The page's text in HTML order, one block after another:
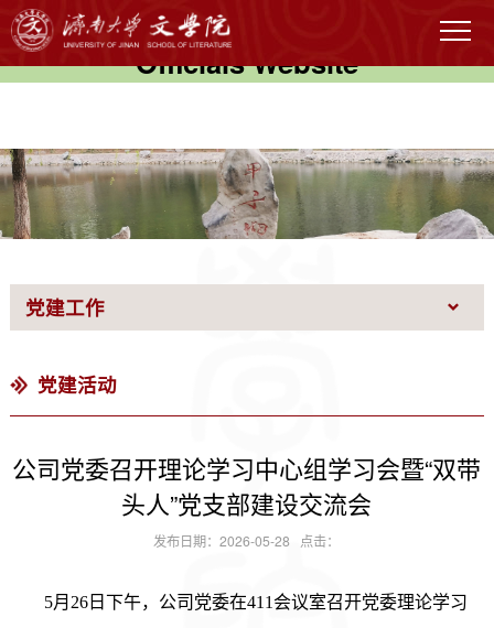
伟德国际(victor1946)官方网站-
Officials Website
党建工作
党建活动
公司党委召开理论学习中心组学习会暨“双带
头人”党支部建设交流会
发布日期：2026-05-28 点击：
5月26日下午，公司党委在411会议室召开党委理论学习